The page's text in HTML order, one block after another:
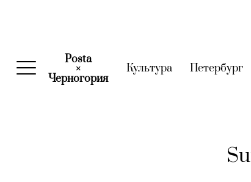
Posta
×
Черногория(current)
Культура(current)
Петербург